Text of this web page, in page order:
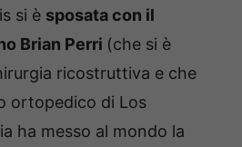
si è sposata con il
Brian Perri (che si è
ricostruttiva e che
ortopedico di Los
ha messo al mondo la